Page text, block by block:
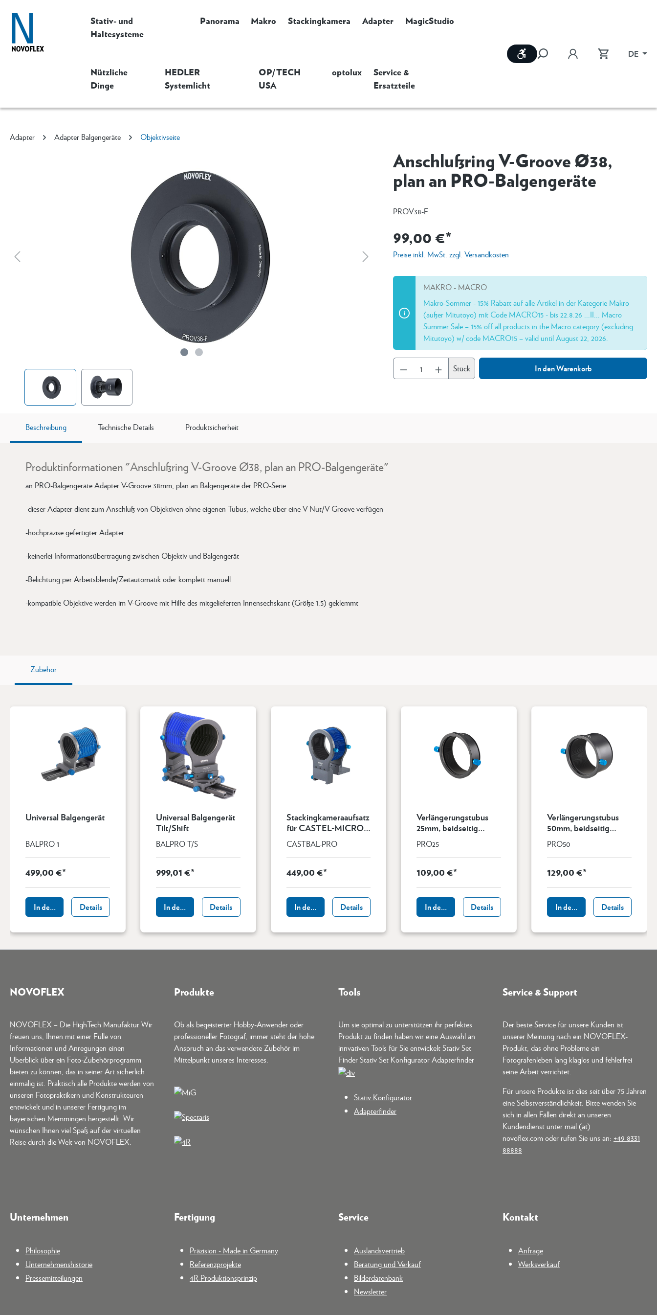
Stativ- und
Haltesysteme
Panorama Makro Stackingkamera Adapter MagicStudio
Nützliche
Dinge
HEDLER
Systemlicht
OP/TECH
USA
optolux
Service &
Ersatzteile
Werkzeugleiste anzeigen DE
Adapter Adapter Balgengeräte Objektivseite
Anschlußring V-Groove Ø38,
plan an PRO-Balgengeräte
PROV38-F
99,00 €*
Preise inkl. MwSt. zzgl. Versandkosten
MAKRO - MACRO
Makro-Sommer - 15% Rabatt auf alle Artikel in der Kategorie Makro
(außer Mitutoyo) mít Code MACRO15 - bis 22.8.26 ...II... Macro
Summer Sale – 15% off all products in the Macro category (excluding
Mitutoyo) w/ code MACRO15 – valid until August 22, 2026.
Stück In den Warenkorb
Beschreibung Technische Details Produktsicherheit
Produktinformationen "Anschlußring V-Groove Ø38, plan an PRO-Balgengeräte"
an PRO-Balgengeräte Adapter V-Groove 38mm, plan an Balgengeräte der PRO-Serie
-dieser Adapter dient zum Anschluß von Objektiven ohne eigenen Tubus, welche über eine V-Nut/V-Groove verfügen
-hochpräzise gefertigter Adapter
-keinerlei Informationsübertragung zwischen Objektiv und Balgengerät
-Belichtung per Arbeitsblende/Zeitautomatik oder komplett manuell
-kompatible Objektive werden im V-Groove mit Hilfe des mitgelieferten Innensechskant (Größe 1.5) geklemmt
Zubehör
Universal Balgengerät
BALPRO 1
499,00 €*
In den WarenkorbDetails
Universal Balgengerät
Tilt/Shift
BALPRO T/S
999,01 €*
In den WarenkorbDetails
Stackingkameraaufsatz
für CASTEL-MICRO
und CASTEL-M
CASTBAL-PRO
449,00 €*
In den WarenkorbDetails
Verlängerungstubus
25mm, beidseitig
PRO-Aufnahme
PRO25
109,00 €*
In den WarenkorbDetails
Verlängerungstubus
50mm, beidseitig
PRO-Aufnahme
PRO50
129,00 €*
In den WarenkorbDetails
NOVOFLEX
NOVOFLEX – Die HighTech Manufaktur Wir
freuen uns, Ihnen mit einer Fülle von
Informationen und Anregungen einen
Überblick über ein Foto-Zubehörprogramm
bieten zu können, das in seiner Art sicherlich
einmalig ist. Praktisch alle Produkte werden von
unseren Fotopraktikern und Konstrukteuren
entwickelt und in unserer Fertigung im
bayerischen Memmingen hergestellt. Wir
wünschen Ihnen viel Spaß auf der virtuellen
Reise durch die Welt von NOVOFLEX.
Produkte
Ob als begeisterter Hobby-Anwender oder
professioneller Fotograf, immer steht der hohe
Anspruch an das verwendete Zubehör im
Mittelpunkt unseres Interesses.
Tools
Um sie optimal zu unterstützen ihr perfektes
Produkt zu finden haben wir eine Auswahl an
innvativen Tools für Sie entwickelt Stativ Set
Finder Stativ Set Konfigurator Adapterfinder
Stativ Konfigurator
Adapterfinder
Service & Support
Der beste Service für unsere Kunden ist
unserer Meinung nach ein NOVOFLEX-
Produkt, das ohne Probleme ein
Fotografenleben lang klaglos und fehlerfrei
seine Arbeit verrichtet.
Für unsere Produkte ist dies seit über 75 Jahren
eine Selbstverständlichkeit. Bitte wenden Sie
sich in allen Fällen direkt an unseren
Kundendienst unter mail (at)
novoflex.com oder rufen Sie uns an: +49 8331
88888
Unternehmen
Philosophie
Unternehmenshistorie
Pressemitteilungen
Fertigung
Präzision - Made in Germany
Referenzprojekte
4R-Produktionsprinzip
Service
Auslandsvertrieb
Beratung und Verkauf
Bilderdatenbank
Newsletter
Kontakt
Anfrage
Werksverkauf